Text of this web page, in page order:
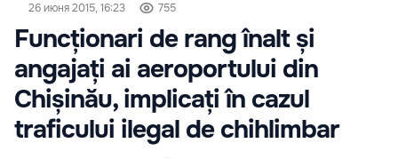
26 июня 2015, 16:23 755
Funcționari de rang înalt și
angajați ai aeroportului din
Chișinău, implicați în cazul
traficului ilegal de chihlimbar